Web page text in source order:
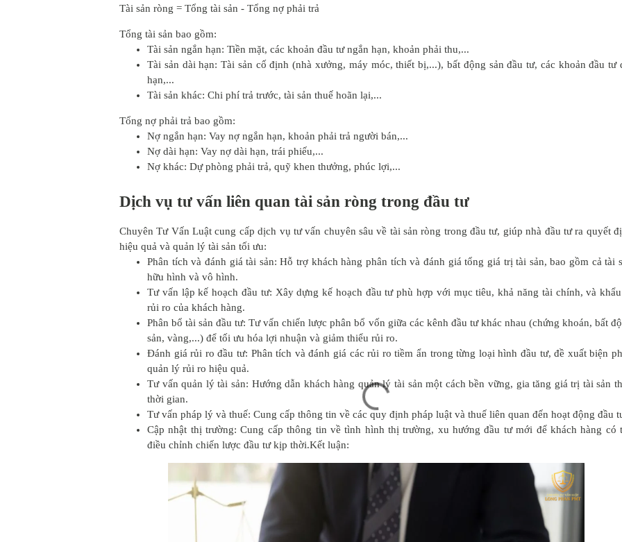
Tài sản ròng = Tổng tài sản - Tổng nợ phải trả
Tổng tài sản bao gồm:
Tài sản ngắn hạn: Tiền mặt, các khoản đầu tư ngắn hạn, khoản phải thu,...
Tài sản dài hạn: Tài sản cố định (nhà xưởng, máy móc, thiết bị,...), bất động sản đầu tư, các khoản đầu tư
hạn,...
Tài sản khác: Chi phí trả trước, tài sản thuế hoãn lại,...
Tổng nợ phải trả bao gồm:
Nợ ngắn hạn: Vay nợ ngắn hạn, khoản phải trả người bán,...
Nợ dài hạn: Vay nợ dài hạn, trái phiếu,...
Nợ khác: Dự phòng phải trả, quỹ khen thưởng, phúc lợi,...
Dịch vụ tư vấn liên quan tài sản ròng trong đầu tư
Chuyên Tư Vấn Luật cung cấp dịch vụ tư vấn chuyên sâu về tài sản ròng trong đầu tư, giúp nhà đầu tư ra quyết
hiệu quả và quản lý tài sản tối ưu:
Phân tích và đánh giá tài sản: Hỗ trợ khách hàng phân tích và đánh giá tổng giá trị tài sản, bao gồm cả tài
hữu hình và vô hình.
Tư vấn lập kế hoạch đầu tư: Xây dựng kế hoạch đầu tư phù hợp với mục tiêu, khả năng tài chính, và
rủi ro của khách hàng.
Phân bổ tài sản đầu tư: Tư vấn chiến lược phân bổ vốn giữa các kênh đầu tư khác nhau (chứng khoán, bất
sản, vàng,...) để tối ưu hóa lợi nhuận và giảm thiểu rủi ro.
Đánh giá rủi ro đầu tư: Phân tích và đánh giá các rủi ro tiềm ẩn trong từng loại hình đầu tư, đề xuất biện
quản lý rủi ro hiệu quả.
Tư vấn quản lý tài sản: Hướng dẫn khách hàng quản lý tài sản một cách bền vững, gia tăng giá trị tài sản
thời gian.
Tư vấn pháp lý và thuế: Cung cấp thông tin về các quy định pháp luật và thuế liên quan đến hoạt động đầu
Cập nhật thị trường: Cung cấp thông tin về tình hình thị trường, xu hướng đầu tư mới để khách hàng có
điều chỉnh chiến lược đầu tư kịp thời.Kết luận: